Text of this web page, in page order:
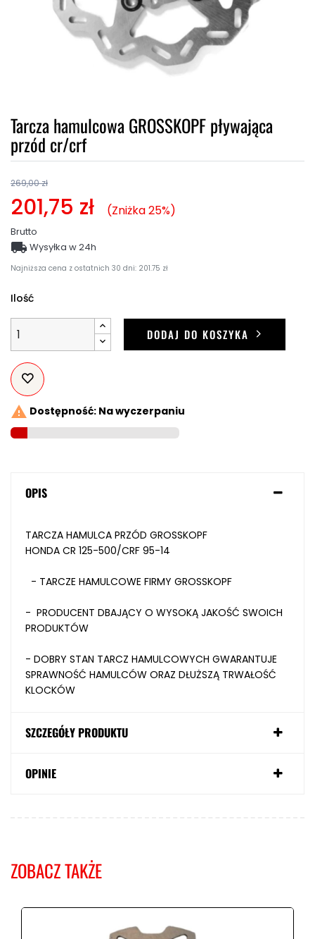
Tarcza hamulcowa GROSSKOPF pływająca
przód cr/crf
269,00 zł
201,75 zł Zniżka 25%
Brutto
Najniższa cena z ostatnich 30 dni: 201.75 zł
 Wysyłka w 24h
Ilość
DODAJ DO KOSZYKA
 Dostępność: Na wyczerpaniu
OPIS
TARCZA HAMULCA PRZÓD GROSSKOPF
HONDA CR 125-500/CRF 95-14
- TARCZE HAMULCOWE FIRMY GROSSKOPF
- PRODUCENT DBAJĄCY O WYSOKĄ JAKOŚĆ SWOICH
PRODUKTÓW
- DOBRY STAN TARCZ HAMULCOWYCH GWARANTUJE
SPRAWNOŚĆ HAMULCÓW ORAZ DŁUŻSZĄ TRWAŁOŚĆ
KLOCKÓW
SZCZEGÓŁY PRODUKTU
OPINIE
ZOBACZ TAKŻE